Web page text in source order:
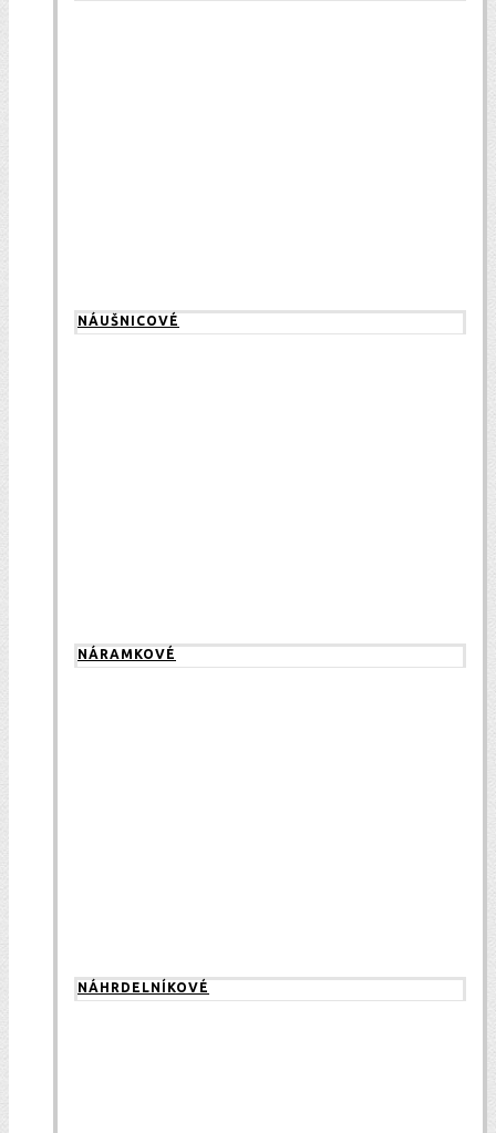
NÁUŠNICOVÉ
NÁRAMKOVÉ
NÁHRDELNÍKOVÉ